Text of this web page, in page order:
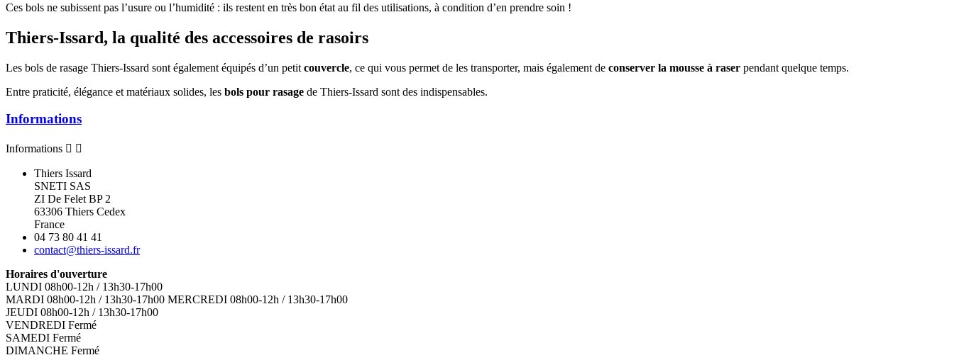
Ces bols ne subissent pas l’usure ou l’humidité : ils restent en très bon état au fil des utilisations, à condition d’en prendre soin !
Thiers-Issard, la qualité des accessoires de rasoirs
Les bols de rasage Thiers-Issard sont également équipés d’un petit couvercle, ce qui vous permet de les transporter, mais également de conserver la mousse à raser pendant quelque temps.
Entre praticité, élégance et matériaux solides, les bols pour rasage de Thiers-Issard sont des indispensables.
Informations
Informations  
Thiers Issard
SNETI SAS
ZI De Felet BP 2
63306 Thiers Cedex
France
04 73 80 41 41
contact@thiers-issard.fr
Horaires d'ouverture
LUNDI 08h00-12h / 13h30-17h00
MARDI 08h00-12h / 13h30-17h00 MERCREDI 08h00-12h / 13h30-17h00
JEUDI 08h00-12h / 13h30-17h00
VENDREDI Fermé
SAMEDI Fermé
DIMANCHE Fermé